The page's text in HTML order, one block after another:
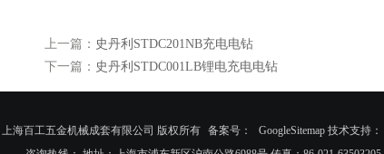
上一篇： 史丹利STDC201NB充电电钻
下一篇： 史丹利STDC001LB锂电充电电钻
海百工五金机械成套有限公司 版权所有 备案号： GoogleSitemap技术支持：